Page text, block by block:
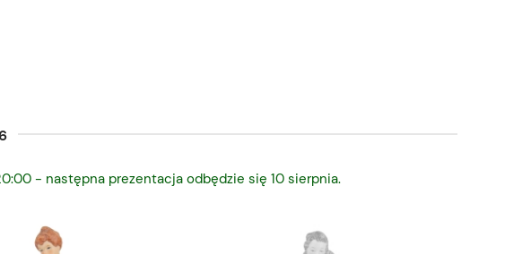
- następna prezentacja odbędzie się 10 sierpnia.